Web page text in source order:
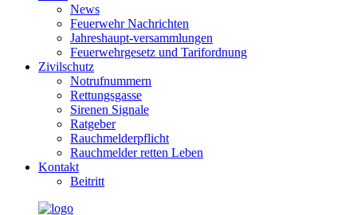
News
Feuerwehr Nachrichten
Jahreshaupt-versammlungen
Feuerwehrgesetz und Tarifordnung
Zivilschutz
Notrufnummern
Rettungsgasse
Sirenen Signale
Ratgeber
Rauchmelderpflicht
Rauchmelder retten Leben
Kontakt
Beitritt